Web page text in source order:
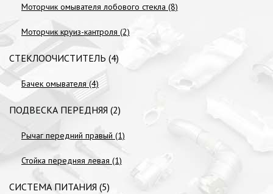
Моторчик омывателя лобового стекла (8)
Моторчик круиз-кантроля (2)
СТЕКЛООЧИСТИТЕЛЬ (4)
Бачек омывателя (4)
ПОДВЕСКА ПЕРЕДНЯЯ (2)
Рычаг передний правый (1)
Стойка передняя левая (1)
СИСТЕМА ПИТАНИЯ (5)